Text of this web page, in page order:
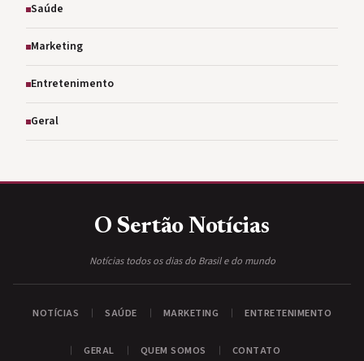
Saúde
Marketing
Entretenimento
Geral
O Sertão Notícias
Notícias todos os dias do Brasil e do mundo
NOTÍCIAS SAÚDE MARKETING ENTRETENIMENTO
GERAL QUEM SOMOS CONTATO